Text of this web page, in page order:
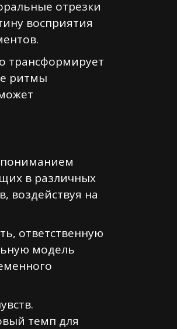
отрезки
восприятия
трансформирует
ритмы
пониманием
в различных
воздействуя на
ответственную
модель
темп для